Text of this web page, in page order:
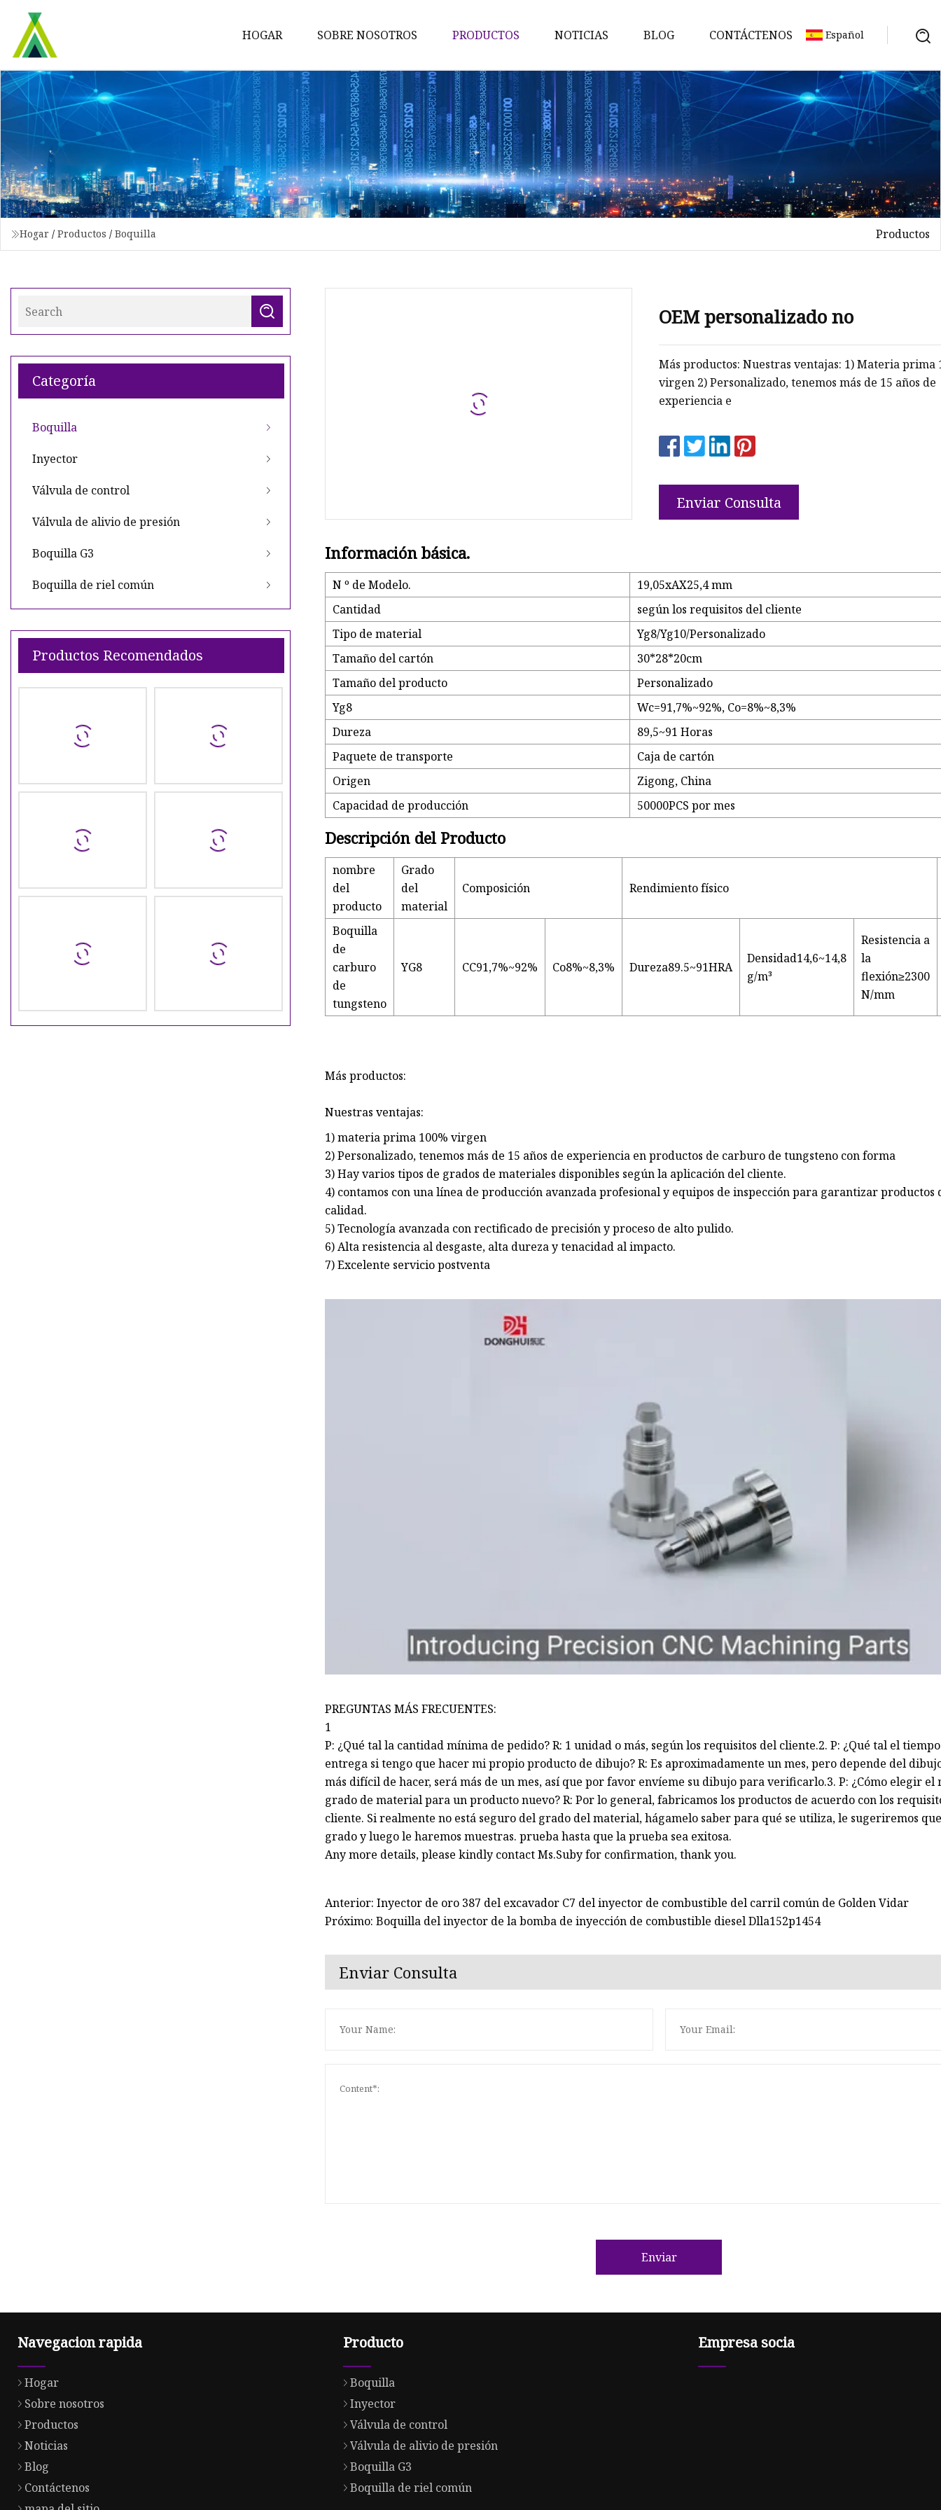
HOGAR SOBRE NOSOTROS PRODUCTOS
Boquilla
Inyector
Válvula de control
Válvula de alivio de presión
Boquilla G3
Boquilla de riel común
NOTICIAS BLOG CONTÁCTENOS Español
Hogar / Productos / Boquilla Productos
Categoría
Boquilla
Inyector
Válvula de control
Válvula de alivio de presión
Boquilla G3
Boquilla de riel común
Productos Recomendados
OEM personalizado no
Más productos: Nuestras ventajas: 1) Materia prima
virgen 2) Personalizado, tenemos más de 15 años de
experiencia e
Enviar Consulta
Información básica.
N º de Modelo.
19,05xAX25,4 mm
Cantidad
según los requisitos del cliente
Tipo de material
Yg8/Yg10/Personalizado
Tamaño del cartón
30*28*20cm
Tamaño del producto
Personalizado
Yg8
Wc=91,7%~92%, Co=8%~8,3%
Dureza
89,5~91 Horas
Paquete de transporte
Caja de cartón
Origen
Zigong, China
Capacidad de producción
50000PCS por mes
Descripción del Producto
nombre
del
producto
Grado
del
material
Composición Rendimiento físico
Boquilla
de
carburo
de
tungsteno
YG8 CC91,7%~92% Co8%~8,3% Dureza89.5~91HRA
Densidad14,6~14,8
g/m³
Resistencia a
la
flexión≥2300
N/mm
Más productos:
Nuestras ventajas:
1) materia prima 100% virgen
2) Personalizado, tenemos más de 15 años de experiencia en productos de carburo de tungsteno con forma
3) Hay varios tipos de grados de materiales disponibles según la aplicación del cliente.
4) contamos con una línea de producción avanzada profesional y equipos de inspección para garantizar productos
calidad.
5) Tecnología avanzada con rectificado de precisión y proceso de alto pulido.
6) Alta resistencia al desgaste, alta dureza y tenacidad al impacto.
7) Excelente servicio postventa
PREGUNTAS MÁS FRECUENTES:
1
P: ¿Qué tal la cantidad mínima de pedido? R: 1 unidad o más, según los requisitos del cliente.2. P: ¿Qué tal el
entrega si tengo que hacer mi propio producto de dibujo? R: Es aproximadamente un mes, pero depende del
más difícil de hacer, será más de un mes, así que por favor envíeme su dibujo para verificarlo.3. P: ¿Cómo elegir el
grado de material para un producto nuevo? R: Por lo general, fabricamos los productos de acuerdo con los
cliente. Si realmente no está seguro del grado del material, hágamelo saber para qué se utiliza, le sugeriremos
grado y luego le haremos muestras. prueba hasta que la prueba sea exitosa.
Any more details, please kindly contact Ms.Suby for confirmation, thank you.
Anterior: Inyector de oro 387 del excavador C7 del inyector de combustible del carril común de Golden Vidar
Próximo: Boquilla del inyector de la bomba de inyección de combustible diesel Dlla152p1454
Enviar Consulta
Enviar
Navegacion rapida
Hogar
Sobre nosotros
Productos
Noticias
Blog
Contáctenos
Producto
Boquilla
Inyector
Válvula de control
Válvula de alivio de presión
Boquilla G3
Boquilla de riel común
Empresa socia